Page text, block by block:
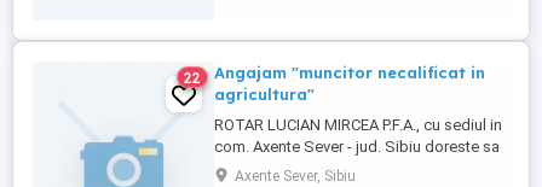
(SPALATOR ...
22
Angajam "muncitor necalificat in
agricultura"
ROTAR LUCIAN MIRCEA P.F.A., cu sediul in
com. Axente Sever - jud. Sibiu doreste sa
angajeze pe urmatoarele porsturi: -
Axente Sever, Sibiu